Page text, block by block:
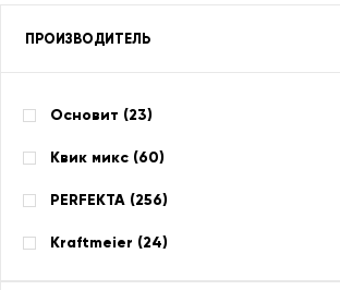
ПРОИЗВОДИТЕЛЬ
Основит (23)
Квик микс (60)
PERFEKTA (256)
Kraftmeier (24)